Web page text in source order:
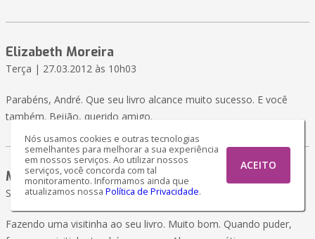
Nós usamos cookies e outras tecnologias
semelhantes para melhorar a sua experiência
em nossos serviços. Ao utilizar nossos
serviços, você concorda com tal
monitoramento. Informamos ainda que
atualizamos nossa Política de Privacidade.
ACEITO
Elizabeth Moreira
Terça | 27.03.2012 às 10h03
Parabéns, André. Que seu livro alcance muito sucesso. E você
também. Beijão, querido amigo.
Maria Luíza
Sábado | 24.03.2012 às 06h03
Fazendo uma visitinha ao seu livro. Muito bom. Quando puder,